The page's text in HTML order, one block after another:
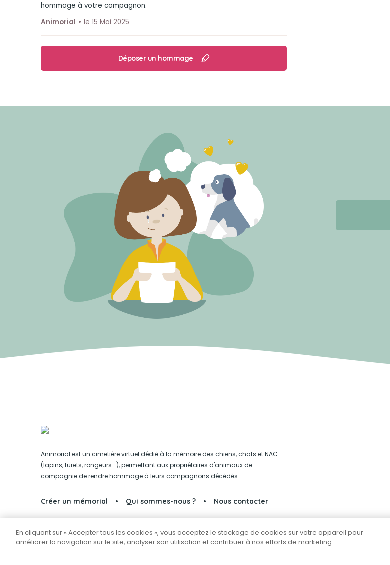
hommage à votre compagnon.
Animorial
le 15 Mai 2025
Déposer un hommage
Animorial est un cimetière virtuel dédié à la mémoire des chiens, chats et NAC
(lapins, furets, rongeurs...), permettant aux propriétaires d'animaux de
compagnie de rendre hommage à leurs compagnons décédés.
Créer un mémorial Qui sommes-nous ? Nous contacter
Partager sur Facebook
En cliquant sur « Accepter tous les cookies », vous acceptez le stockage de cookies sur votre appareil pour
améliorer la navigation sur le site, analyser son utilisation et contribuer à nos efforts de marketing.